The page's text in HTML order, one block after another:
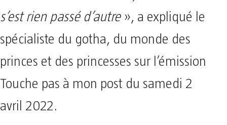
s’est rien passé d’autre», a expliqué le
spécialiste du gotha, du monde des
princes et des princesses sur l’émission
Touche pas à mon post du samedi 2
avril 2022.